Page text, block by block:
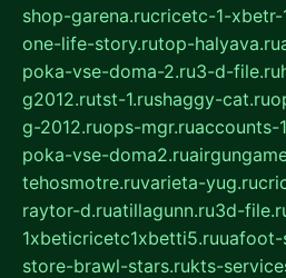
shop-garena.rucricetc-1-
one-life-story.rutop-halyava.ru
poka-vse-doma-2.ru3-d-file.ru
g2012.rutst-1.rushaggy-cat.ru
g-2012.ruops-mgr.ruaccounts-
poka-vse-doma2.ru
tehosmotre.ruvarieta-yug.ru
raytor-d.ruatillagunn.ru3d-
1xbeticricetc1xbetti5.ru
store-brawl-stars.rukts-